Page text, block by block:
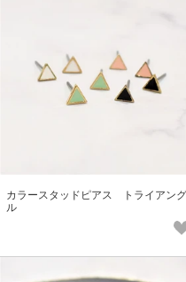
カラースタッドピアス トライアング
ル